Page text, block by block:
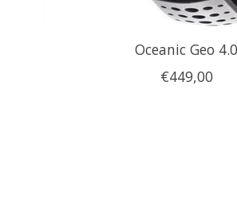
Oceanic Geo
€449,00